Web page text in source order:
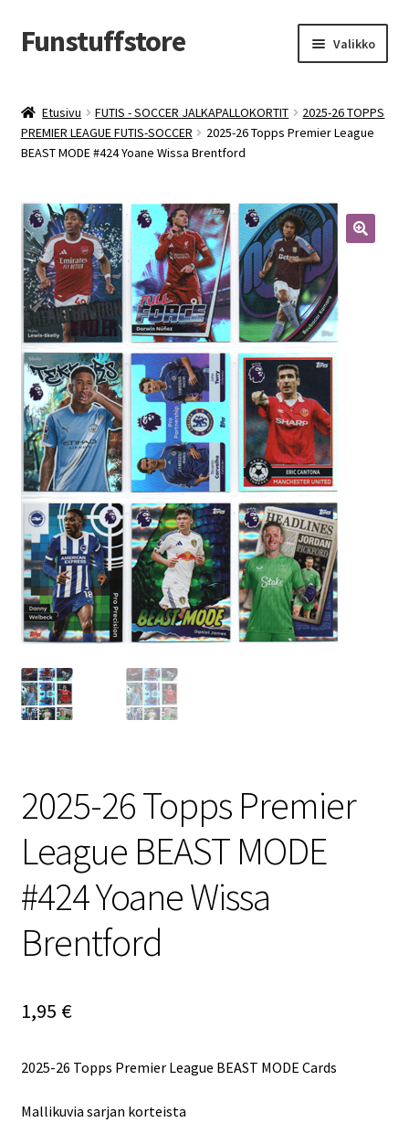
Siirry
navigointiin
Siirry
sisältöön
Funstuffstore Valikko
Etusivu FUTIS - SOCCER JALKAPALLOKORTIT
2025-26 TOPPS
PREMIER LEAGUE FUTIS-SOCCER
2025-26 Topps Premier League
BEAST MODE #424 Yoane Wissa Brentford
2025-26 Topps Premier
League BEAST MODE
#424 Yoane Wissa
Brentford
1,95 €
2025-26 Topps Premier League BEAST MODE Cards
Mallikuvia sarjan korteista